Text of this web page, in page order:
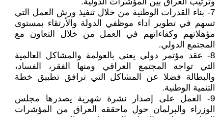
7- بناء القدرات الوطنية من خلال تنفيذ ورش العمل التي
تسهم في تطوير اداء موظفي الدولة والأرتقاء بمستوى
مؤهلاتهم وكفاءاتهم في العمل من خلال التعاون مع
المجتمع الدولي.
8- عقد مؤتمر دولي يعنى بالعولمة والمشاكل العالمية
التي تواجه المجتمع العراقي ومنها الفقر، الفساد،
والبطالة فضلا عن المشاكل التي ترافق تطبيق خطة
التنمية الوطنية.
9- العمل على إصدار نشرة شهرية يصدرها مجلس
الوزراء والبرلمان حول ماحققه العراق من المؤشرات